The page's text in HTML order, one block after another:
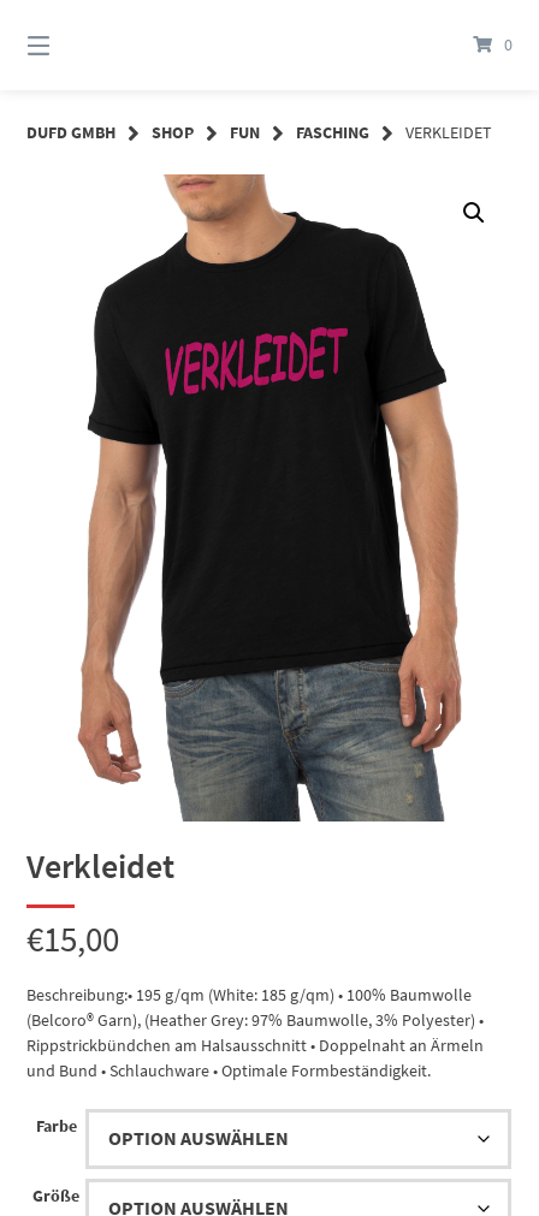
zum
Inhalt
0
DUFD GMBH SHOP FUN FASCHING VERKLEIDET
Verkleidet
€15,00
Beschreibung:• 195 g/qm (White: 185 g/qm) • 100% Baumwolle
(Belcoro® Garn), (Heather Grey: 97% Baumwolle, 3% Polyester) •
Rippstrickbündchen am Halsausschnitt • Doppelnaht an Ärmeln
und Bund • Schlauchware • Optimale Formbeständigkeit.
Farbe
Größe